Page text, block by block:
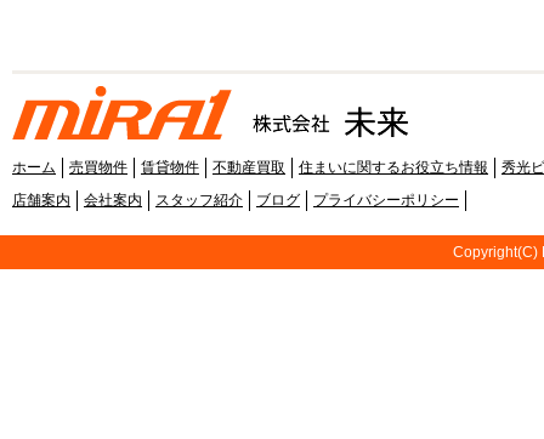
ホーム 売買物件 賃貸物件 不動産買取 住まいに関するお役立ち情報
秀光
店舗案内
会社案内 スタッフ紹介 ブログ プライバシーポリシー
Copyright(C)